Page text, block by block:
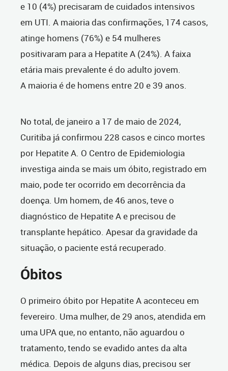
e 10 (4%) precisaram de cuidados intensivos
em UTI. A maioria das confirmações, 174 casos,
atinge homens (76%) e 54 mulheres
positivaram para a Hepatite A (24%). A faixa
etária mais prevalente é do adulto jovem.
A maioria é de homens entre 20 e 39 anos.
No total, de janeiro a 17 de maio de 2024,
Curitiba já confirmou 228 casos e cinco mortes
por Hepatite A. O Centro de Epidemiologia
investiga ainda se mais um óbito, registrado em
maio, pode ter ocorrido em decorrência da
doença. Um homem, de 46 anos, teve o
diagnóstico de Hepatite A e precisou de
transplante hepático. Apesar da gravidade da
situação, o paciente está recuperado.
Óbitos
O primeiro óbito por Hepatite A aconteceu em
fevereiro. Uma mulher, de 29 anos, atendida em
uma UPA que, no entanto, não aguardou o
tratamento, tendo se evadido antes da alta
médica. Depois de alguns dias, precisou ser